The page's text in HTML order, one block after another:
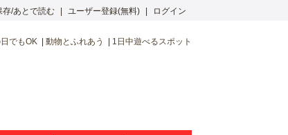
存/あとで読む ユーザー登録(無料) ログイン
でもOK 動物とふれあう 1日中遊べるスポット